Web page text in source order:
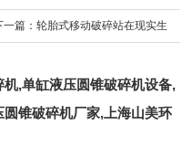
一篇：轮胎式移动破碎站在现实生
,单缸液压圆锥破碎机设备,
锥破碎机厂家,上海山美环